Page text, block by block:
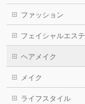
ファッション
フェイシャルエステ
ヘアメイク
メイク
ライフスタイル